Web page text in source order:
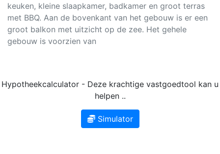
keuken, kleine slaapkamer, badkamer en groot terras
met BBQ. Aan de bovenkant van het gebouw is er een
groot balkon met uitzicht op de zee. Het gehele
gebouw is voorzien van
Hypotheekcalculator - Deze krachtige vastgoedtool kan u
helpen ..
Simulator